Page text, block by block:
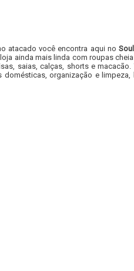
atacado você encontra aqui no
ainda mais linda com roupas
saias, calças, shorts e
organização e